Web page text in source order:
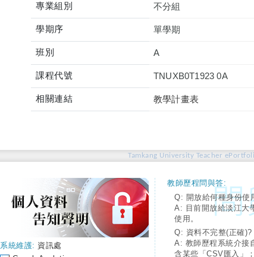
專業組別 不分組
學期序 單學期
班別 A
課程代號 TNUXB0T1923 0A
相關連結 教學計畫表
Tamkang University Teacher
系統維護: 資訊處
教師歷程問與答:
Q: 開放給何種身份使
A: 目前開放給淡江大
使用。
Q: 資料不完整(正確)?
A: 教師歷程系統介接
含某些「CSV匯入」